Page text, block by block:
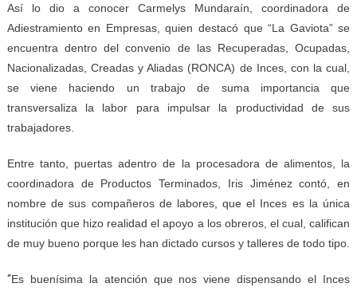
Así lo dio a conocer Carmelys Mundaraín, coordinadora de
Adiestramiento en Empresas, quien destacó que “La Gaviota” se
encuentra dentro del convenio de las Recuperadas, Ocupadas,
Nacionalizadas, Creadas y Aliadas (RONCA) de Inces, con la cual,
se viene haciendo un trabajo de suma importancia que
transversaliza la labor para impulsar la productividad de sus
trabajadores.
Entre tanto, puertas adentro de la procesadora de alimentos, la
coordinadora de Productos Terminados, Iris Jiménez contó, en
nombre de sus compañeros de labores, que el Inces es la única
institución que hizo realidad el apoyo a los obreros, el cual, califican
de muy bueno porque les han dictado cursos y talleres de todo tipo.
“Es buenísima la atención que nos viene dispensando el Inces